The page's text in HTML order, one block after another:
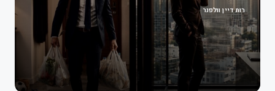
רות דיין וולפנר